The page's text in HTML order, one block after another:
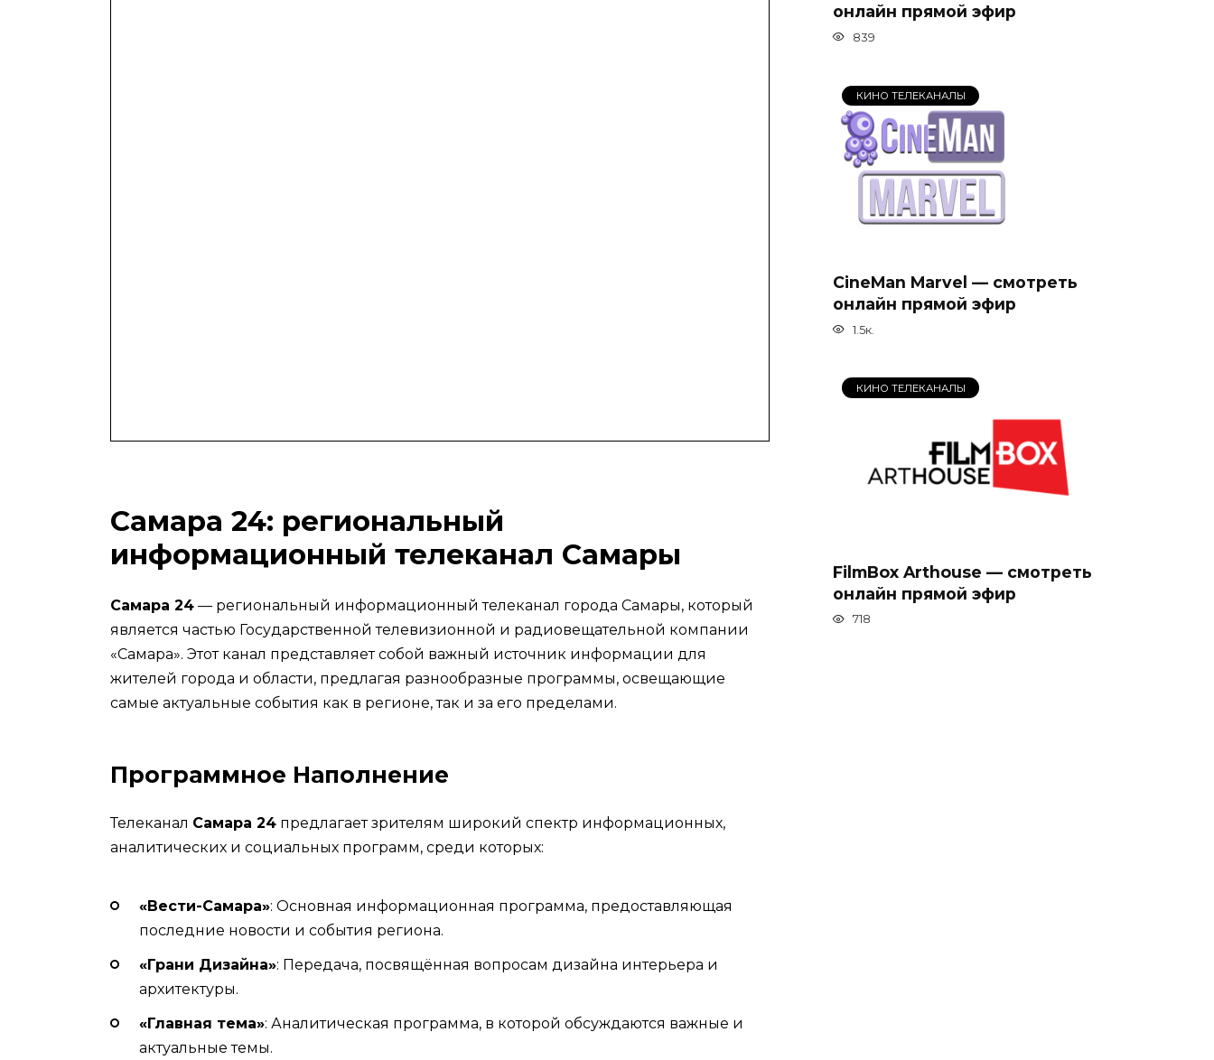
Самара 24: региональный
информационный телеканал Самары
Самара 24 — региональный информационный телеканал города Самары, который
является частью Государственной телевизионной и радиовещательной компании
«Самара». Этот канал представляет собой важный источник информации для
жителей города и области, предлагая разнообразные программы, освещающие
самые актуальные события как в регионе, так и за его пределами.
Программное Наполнение
Телеканал Самара 24 предлагает зрителям широкий спектр информационных,
аналитических и социальных программ, среди которых:
«Вести-Самара»: Основная информационная программа, предоставляющая
последние новости и события региона.
«Грани Дизайна»: Передача, посвящённая вопросам дизайна интерьера и
архитектуры.
«Главная тема»: Аналитическая программа, в которой обсуждаются важные и
актуальные темы.
онлайн прямой эфир
839
КИНО ТЕЛЕКАНАЛЫ
CineMan Marvel — смотреть
онлайн прямой эфир
1.5к.
КИНО ТЕЛЕКАНАЛЫ
FilmBox Arthouse — смотреть
онлайн прямой эфир
718